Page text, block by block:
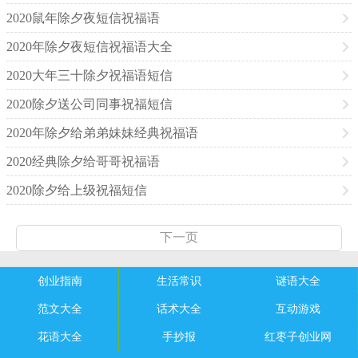
2020鼠年除夕夜短信祝福语
2020年除夕夜短信祝福语大全
2020大年三十除夕祝福语短信
2020除夕送公司同事祝福短信
2020年除夕给弟弟妹妹经典祝福语
2020经典除夕给哥哥祝福语
2020除夕给上级祝福短信
下一页
创业指南 生活常识 谜语大全
范文大全 话术大全 互动游戏
花语大全 手抄报 红枣子创业网